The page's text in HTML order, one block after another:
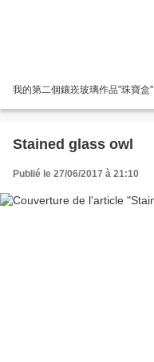
我的第二個鑲崁玻璃作品"珠寶盒"
Stained glass owl
Publié le 27/06/2017 à 21:10